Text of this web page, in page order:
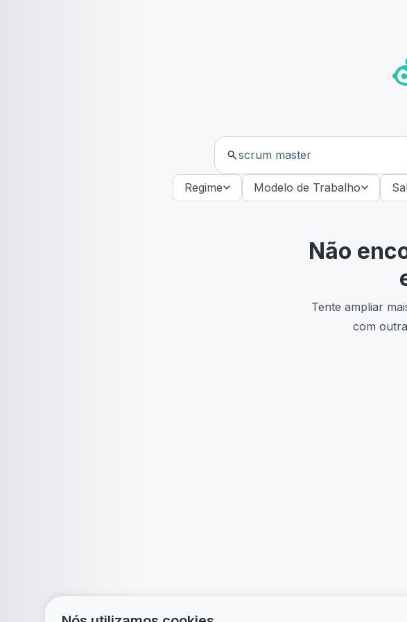
Regime Modelo de Trabalho
Não
Tente ampliar
com